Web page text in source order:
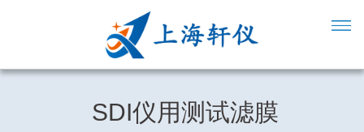
SDI仪用测试滤膜